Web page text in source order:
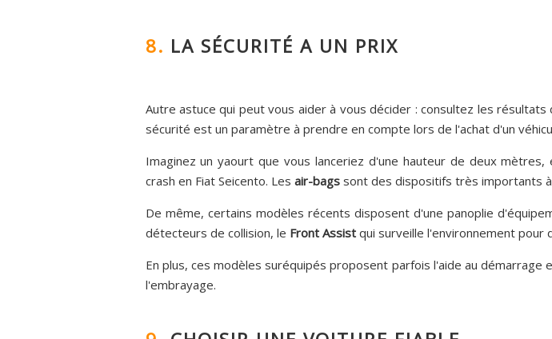
8. LA SÉCURITÉ A UN PRIX
Autre astuce qui peut vous aider à vous décider : consultez les résultats
sécurité est un paramètre à prendre en compte lors de l'achat d'un
Imaginez un yaourt que vous lanceriez d'une hauteur de deux
crash en Fiat Seicento. Les air-bagssont des dispositifs très importants
De même, certains modèles récents disposent d'une panoplie
détecteurs de collision, le Front Assistqui surveille l'environnement pour
En plus, ces modèles suréquipés proposent parfois l'aide au
l'embrayage.